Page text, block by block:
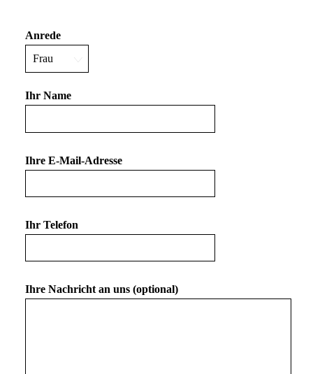
Anrede
Ihr Name
Ihre E-Mail-Adresse
Ihr Telefon
Ihre Nachricht an uns (optional)